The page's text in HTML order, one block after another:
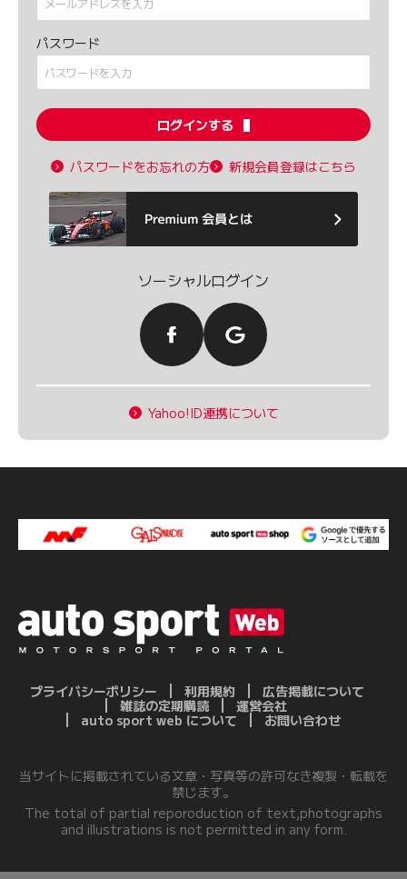
パスワード
ログインする
パスワードをお忘れの方 新規会員登録はこちら
ソーシャルログイン
Yahoo!ID連携について
プライバシーポリシー 利用規約
広告掲載について
雑誌の定期購読
運営会社
auto sport web について
お問い合わせ
当サイトに掲載されている文章・写真等の許可なき複製・転載を
禁じます。
The total of partial reporoduction of text,photographs
and illustrations is not permitted in any form.